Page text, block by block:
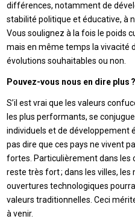
différences, notamment de
stabilité politique et éducative, à
Vous soulignez à la fois le poids
mais en même temps la vivacité
évolutions souhaitables ou non.
Pouvez-vous nous en dire plus ?
S’il est vrai que les valeurs
les plus performants, se
individuels et de développement
pas dire que ces pays ne vivent
fortes. Particulièrement dans les
reste très fort ; dans les villes,
ouvertures technologiques
valeurs traditionnelles. Ceci
à venir.